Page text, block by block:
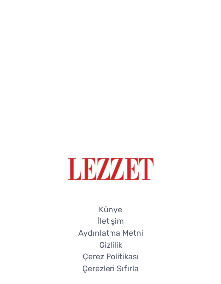
Künye
İletişim
Aydınlatma Metni
Gizlilik
Çerez Politikası
Çerezleri Sıfırla